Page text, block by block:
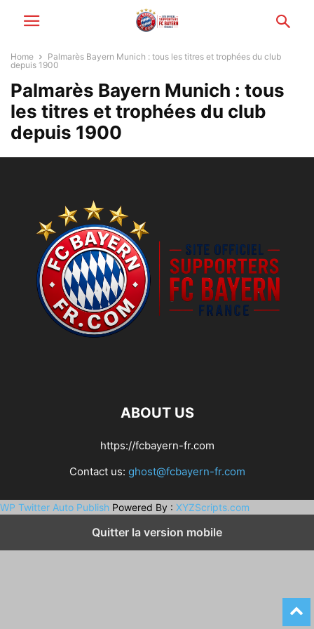
Home
Palmarès Bayern Munich : tous les titres et trophées du club
depuis 1900
Palmarès Bayern Munich : tous
les titres et trophées du club
depuis 1900
ABOUT US
https://fcbayern-fr.com
Contact us: ghost@fcbayern-fr.com
WP Twitter Auto Publish Powered By : XYZScripts.com
Quitter la version mobile